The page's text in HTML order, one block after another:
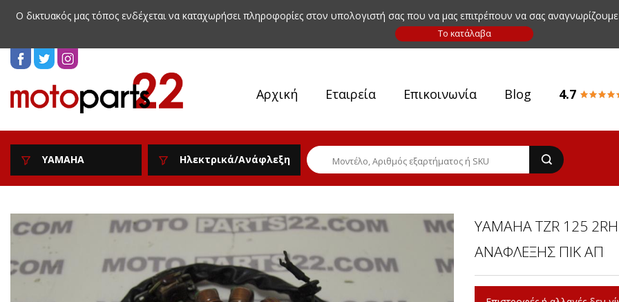
Ο δικτυακός μας τόπος ενδέχεται να καταχωρήσει πληροφορίες στον υπολογιστή σας που να μας επιτρέπουν να σας
Αρχική Εταιρεία Επικοινωνία Blog 4.7
YAMAHA Ηλεκτρικά/Ανάφλεξη
YAMAHA TZR 125
ΑΝΑΦΛΕΞΗΣ ΠΙΚ ΑΠ